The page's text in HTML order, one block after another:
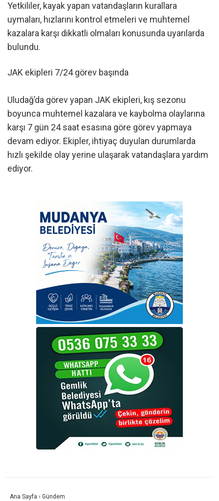
Yetkililer, kayak yapan vatandaşların kurallara
uymaları, hızlarını kontrol etmeleri ve muhtemel
kazalara karşı dikkatli olmaları konusunda uyarılarda
bulundu.
JAK ekipleri 7/24 görev başında
Uludağ’da görev yapan JAK ekipleri, kış sezonu
boyunca muhtemel kazalara ve kaybolma olaylarına
karşı 7 gün 24 saat esasına göre görev yapmaya
devam ediyor. Ekipler, ihtiyaç duyulan durumlarda
hızlı şekilde olay yerine ulaşarak vatandaşlara yardım
ediyor.
Ana Sayfa › Gündem